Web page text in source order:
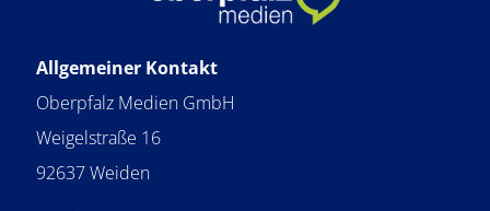
Allgemeiner Kontakt
Oberpfalz Medien GmbH
Weigelstraße 16
92637 Weiden